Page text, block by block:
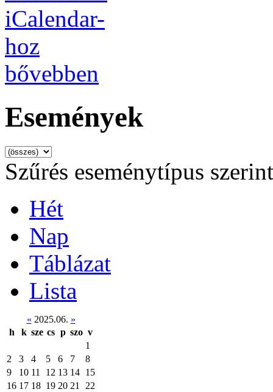
bővebben
Események
Szűrés eseménytípus szerint
Hét
Nap
Táblázat
Lista
« 2025.06. »
h
k sze cs p szo v
1
2
3 4 5 6 7
8
9
10 11 12 13 14 15
16 17 18 19 20 21
22